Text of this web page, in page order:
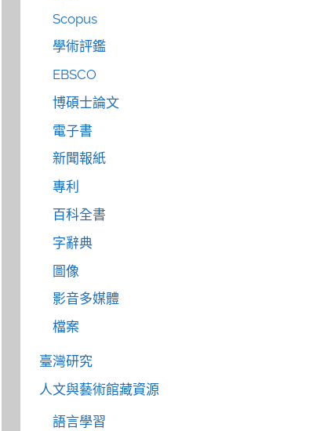
Scopus
學術評鑑
EBSCO
博碩士論文
電子書
新聞報紙
專利
百科全書
字辭典
圖像
影音多媒體
檔案
臺灣研究
人文與藝術館藏資源
語言學習